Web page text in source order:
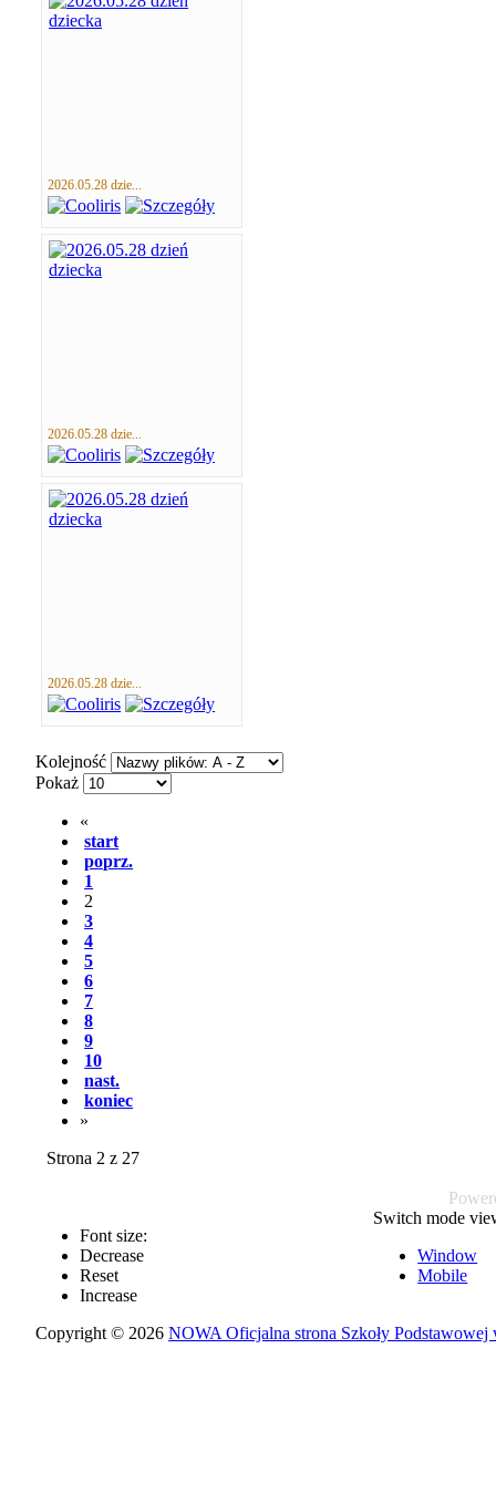
2026.05.28 dzie...
2026.05.28 dzie...
2026.05.28 dzie...
Kolejność
Pokaż
«
start
poprz.
1
2
3
4
5
6
7
8
9
10
nast.
koniec
»
Strona 2 z 27
Font size:
Decrease
Reset
Increase
Switch mode
Window
Mobile
Copyright © 2026NOWA Oficjalna strona Szkoły